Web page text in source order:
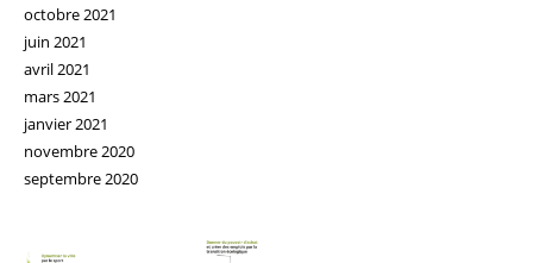
octobre 2021
juin 2021
avril 2021
mars 2021
janvier 2021
novembre 2020
septembre 2020